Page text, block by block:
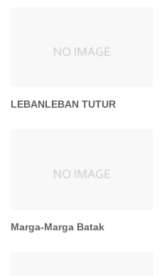
LEBANLEBAN TUTUR
Marga-Marga Batak